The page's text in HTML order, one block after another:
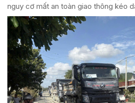
nguy cơ mất an toàn giao thông kéo